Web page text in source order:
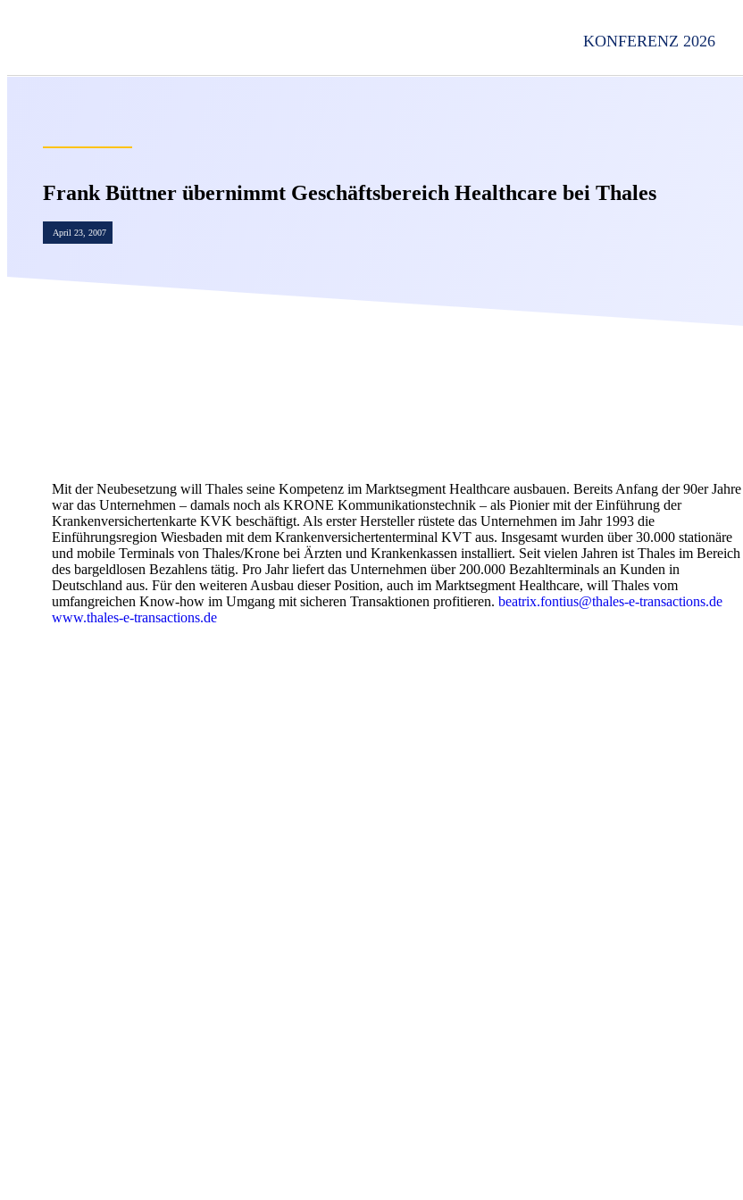
KONFERENZ 2026
Frank Büttner übernimmt Geschäftsbereich Healthcare bei Thales
April 23, 2007
Mit der Neubesetzung will Thales seine Kompetenz im Marktsegment Healthcare ausbauen. Bereits Anfang der 90er Jahre
war das Unternehmen – damals noch als KRONE Kommunikationstechnik – als Pionier mit der Einführung der
Krankenversichertenkarte KVK beschäftigt. Als erster Hersteller rüstete das Unternehmen im Jahr 1993 die
Einführungsregion Wiesbaden mit dem Krankenversichertenterminal KVT aus. Insgesamt wurden über 30.000 stationäre
und mobile Terminals von Thales/Krone bei Ärzten und Krankenkassen installiert. Seit vielen Jahren ist Thales im Bereich
des bargeldlosen Bezahlens tätig. Pro Jahr liefert das Unternehmen über 200.000 Bezahlterminals an Kunden in
Deutschland aus. Für den weiteren Ausbau dieser Position, auch im Marktsegment Healthcare, will Thales vom
umfangreichen Know-how im Umgang mit sicheren Transaktionen profitieren. beatrix.fontius@thales-e-transactions.de
www.thales-e-transactions.de